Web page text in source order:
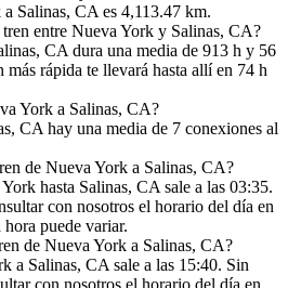
Salinas, CA es 4,113.47 km.
entre Nueva York y Salinas, CA?
CA dura una media de 913 h y 56
rápida te llevará hasta allí en 74 h
York a Salinas, CA?
CA hay una media de 7 conexiones al
de Nueva York a Salinas, CA?
hasta Salinas, CA sale a las 03:35.
con nosotros el horario del día en
puede variar.
de Nueva York a Salinas, CA?
a Salinas, CA sale a las 15:40. Sin